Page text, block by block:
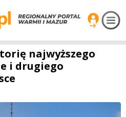
najwyższego
i drugiego